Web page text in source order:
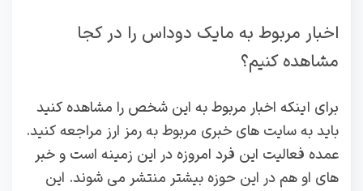
اخبار مربوط به مایک دوداس را در کجا
مشاهده کنیم؟
برای اینکه اخبار مربوط به این شخص را مشاهده کنید
باید به سایت های خبری مربوط به رمز ارز مراجعه کنید.
عمده فعالیت این فرد امروزه در این زمینه است و خبر
های او هم در این حوزه بیشتر منتشر می شوند. این